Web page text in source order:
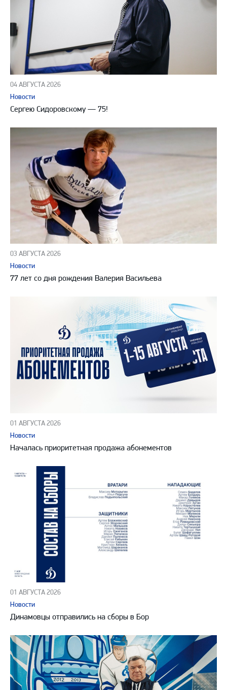
04 АВГУСТА 2026
Новости
Сергею Сидоровскому — 75!
03 АВГУСТА 2026
Новости
77 лет со дня рождения Валерия Васильева
01 АВГУСТА 2026
Новости
Началась приоритетная продажа абонементов
01 АВГУСТА 2026
Новости
Динамовцы отправились на сборы в Бор